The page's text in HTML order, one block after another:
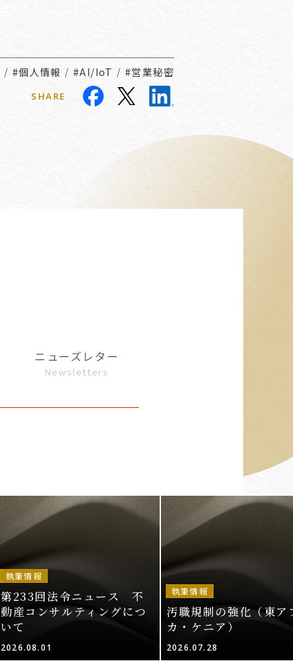
/ #個人情報 / #AI/IoT / #営業秘密
SHARE
ニューズレター
Newsletters
執筆情報
第233回法令ニュース 不
動産コンサルティングにつ
いて
2026.08.01
執筆情報
汚職規制の強化（東ア
カ・ケニア）
2026.07.28